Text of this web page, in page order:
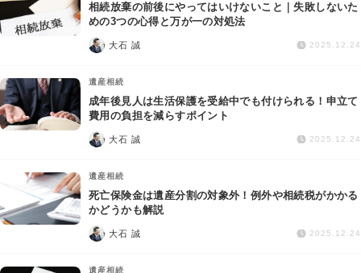
相続放棄の前後にやってはいけないこと｜失敗しないた
めの3つの心得と万が一の対処法
大石 誠 2025.12.24
遺産相続
成年後見人は生活保護を受給中でも付けられる！申立て
費用の負担を減らすポイント
大石 誠 2025.12.24
遺産相続
死亡保険金は遺産分割の対象外！例外や相続税がかかる
かどうかも解説
大石 誠 2025.12.24
遺産相続